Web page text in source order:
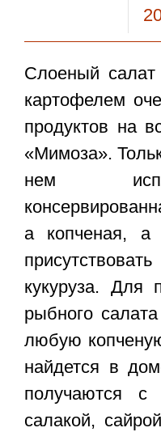
Слоеный
картофелем
продуктов на
«Мимоза».
нем
а копченая,
кукуруза. Для
рыбного
любую
найдется в
получаются с
салакой,